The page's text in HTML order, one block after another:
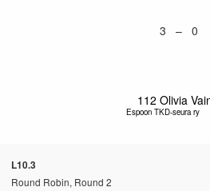
3 – 0
112 Olivia
Espoon TKD-seura ry
L10.3
Round Robin, Round 2